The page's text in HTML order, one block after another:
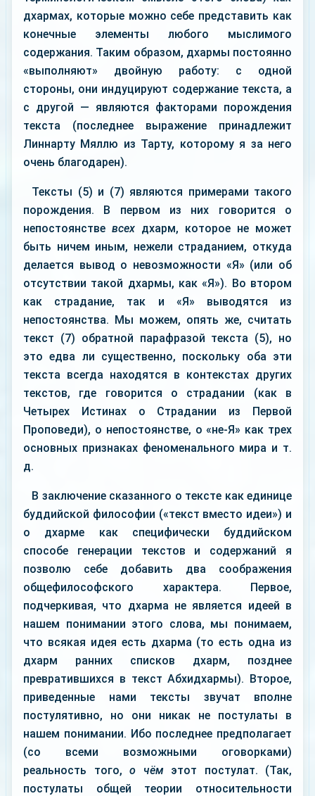
дхармах, которые можно себе представить как
конечные элементы любого мыслимого
содержания. Таким образом, дхармы постоянно
«выполняют» двойную работу: с одной
стороны, они индуцируют содержание текста, а
с другой — являются факторами порождения
текста (последнее выражение принадлежит
Линнарту Мяллю из Тарту, которому я за него
очень благодарен).
Тексты (5) и (7) являются примерами такого
порождения. В первом из них говорится о
непостоянстве всех дхарм, которое не может
быть ничем иным, нежели страданием, откуда
делается вывод о невозможности «Я» (или об
отсутствии такой дхармы, как «Я»). Во втором
как страдание, так и «Я» выводятся из
непостоянства. Мы можем, опять же, считать
текст (7) обратной парафразой текста (5), но
это едва ли существенно, поскольку оба эти
текста всегда находятся в контекстах других
текстов, где говорится о страдании (как в
Четырех Истинах о Страдании из Первой
Проповеди), о непостоянстве, о «не-Я» как трех
основных признаках феноменального мира и т.
д.
В заключение сказанного о тексте как единице
буддийской философии («текст вместо идеи») и
о дхарме как специфически буддийском
способе генерации текстов и содержаний я
позволю себе добавить два соображения
общефилософского характера. Первое,
подчеркивая, что дхарма не является идеей в
нашем понимании этого слова, мы понимаем,
что всякая идея есть дхарма (то есть одна из
дхарм ранних списков дхарм, позднее
превратившихся в текст Абхидхармы). Второе,
приведенные нами тексты звучат вполне
постулятивно, но они никак не постулаты в
нашем понимании. Ибо последнее предполагает
(со всеми возможными оговорками)
реальность того, о чёмэтот постулат. (Так,
постулаты общей теории относительности